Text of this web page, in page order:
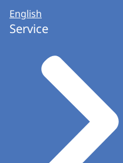
English
Service